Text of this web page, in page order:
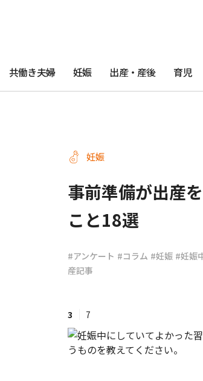
#ワンオペ育児
#渡邊大地の令和的ワーパパ道
共働き夫婦 妊娠 出産・産後 育児
妊娠
事前準備が出産
こと18選
#アンケート #コラム #妊娠 #妊娠
産記事
3 7